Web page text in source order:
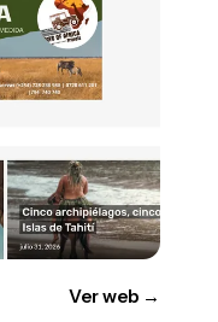
Ver web →